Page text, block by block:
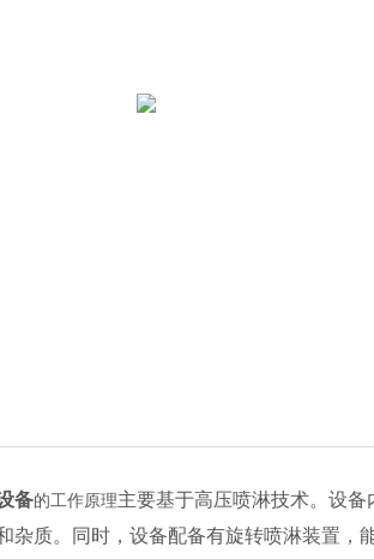
备的工作原理主要基于高压喷淋技术。设备
杂质。同时，设备配备有旋转喷淋装置，